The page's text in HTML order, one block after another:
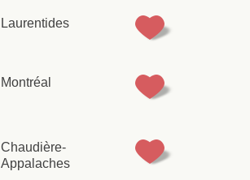
Laurentides
Montréal
Chaudière-
Appalaches